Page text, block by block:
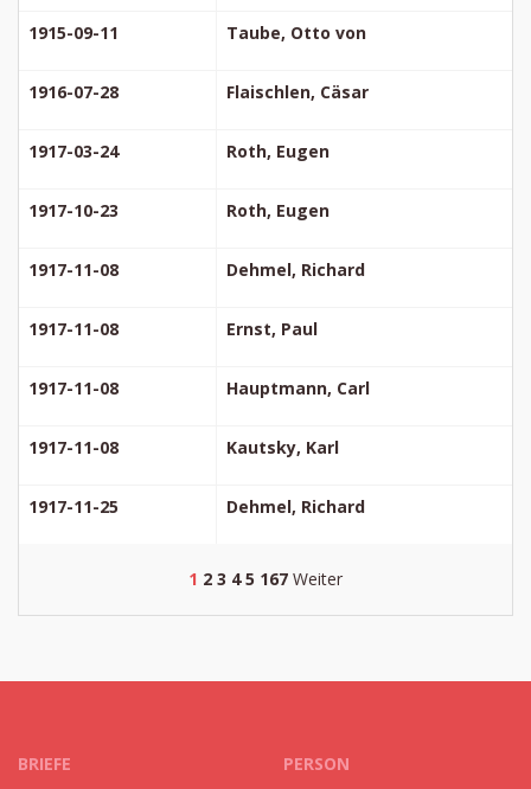
1915-09-11 Taube, Otto von
1916-07-28 Flaischlen, Cäsar
1917-03-24 Roth, Eugen
1917-10-23 Roth, Eugen
1917-11-08 Dehmel, Richard
1917-11-08 Ernst, Paul
1917-11-08 Hauptmann, Carl
1917-11-08 Kautsky, Karl
1917-11-25 Dehmel, Richard
1 2 3 4 5 167 Weiter
BRIEFE PERSON